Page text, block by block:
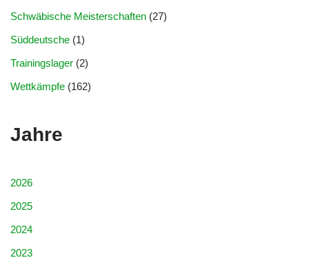
Schwäbische Meisterschaften (27)
Süddeutsche (1)
Trainingslager (2)
Wettkämpfe (162)
Jahre
2026
2025
2024
2023